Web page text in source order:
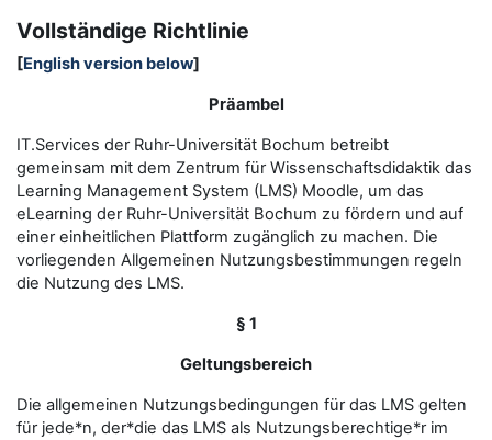
Vollständige Richtlinie
[English version below]
Präambel
IT.Services der Ruhr-Universität Bochum betreibt
gemeinsam mit dem Zentrum für Wissenschaftsdidaktik das
Learning Management System (LMS) Moodle, um das
eLearning der Ruhr-Universität Bochum zu fördern und auf
einer einheitlichen Plattform zugänglich zu machen. Die
vorliegenden Allgemeinen Nutzungsbestimmungen regeln
die Nutzung des LMS.
§ 1
Geltungsbereich
Die allgemeinen Nutzungsbedingungen für das LMS gelten
für jede*n, der*die das LMS als Nutzungsberechtige*r im